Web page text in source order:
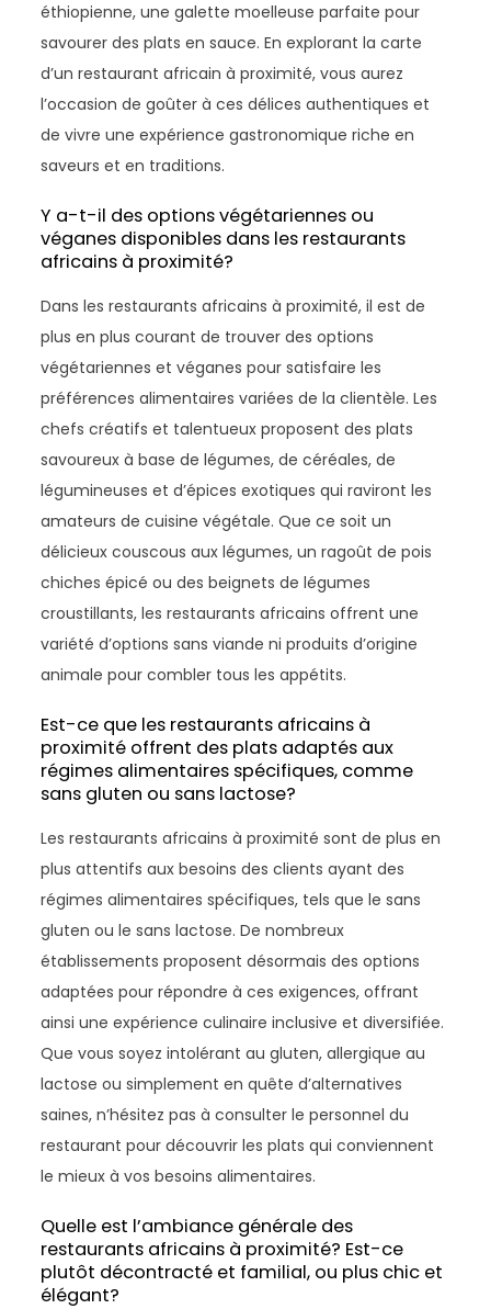
éthiopienne, une galette moelleuse parfaite pour
savourer des plats en sauce. En explorant la carte
d’un restaurant africain à proximité, vous aurez
l’occasion de goûter à ces délices authentiques et
de vivre une expérience gastronomique riche en
saveurs et en traditions.
Y a-t-il des options végétariennes ou
véganes disponibles dans les restaurants
africains à proximité?
Dans les restaurants africains à proximité, il est de
plus en plus courant de trouver des options
végétariennes et véganes pour satisfaire les
préférences alimentaires variées de la clientèle. Les
chefs créatifs et talentueux proposent des plats
savoureux à base de légumes, de céréales, de
légumineuses et d’épices exotiques qui raviront les
amateurs de cuisine végétale. Que ce soit un
délicieux couscous aux légumes, un ragoût de pois
chiches épicé ou des beignets de légumes
croustillants, les restaurants africains offrent une
variété d’options sans viande ni produits d’origine
animale pour combler tous les appétits.
Est-ce que les restaurants africains à
proximité offrent des plats adaptés aux
régimes alimentaires spécifiques, comme
sans gluten ou sans lactose?
Les restaurants africains à proximité sont de plus en
plus attentifs aux besoins des clients ayant des
régimes alimentaires spécifiques, tels que le sans
gluten ou le sans lactose. De nombreux
établissements proposent désormais des options
adaptées pour répondre à ces exigences, offrant
ainsi une expérience culinaire inclusive et diversifiée.
Que vous soyez intolérant au gluten, allergique au
lactose ou simplement en quête d’alternatives
saines, n’hésitez pas à consulter le personnel du
restaurant pour découvrir les plats qui conviennent
le mieux à vos besoins alimentaires.
Quelle est l’ambiance générale des
restaurants africains à proximité? Est-ce
plutôt décontracté et familial, ou plus chic et
élégant?